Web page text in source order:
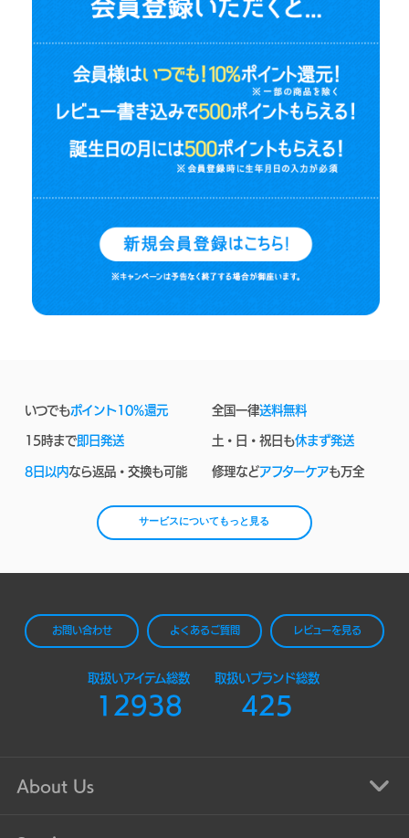
いつでもポイント10%還元 全国一律送料無料
15時まで即日発送 土・日・祝日も休まず発送
8日以内なら返品・交換も可能 修理などアフターケアも万全
サービスについてもっと見る
お問い合わせ よくあるご質問 レビューを見る
取扱いアイテム総数
12938
取扱いブランド総数
425
About Us